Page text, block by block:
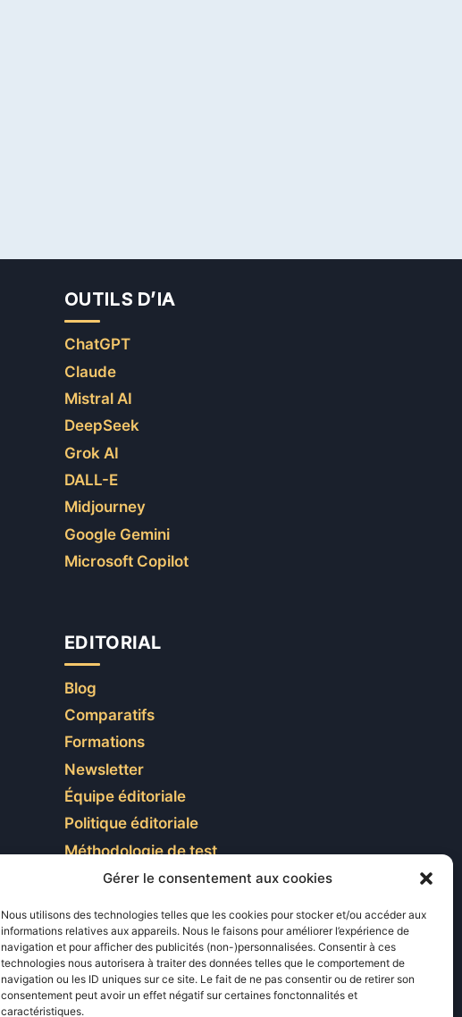
Gérer le consentement aux cookies
Nous utilisons des technologies telles que les cookies pour stocker et/ou accéder aux
informations relatives aux appareils. Nous le faisons pour améliorer l’expérience de
navigation et pour afficher des publicités (non-)personnalisées. Consentir à ces
technologies nous autorisera à traiter des données telles que le comportement de
navigation ou les ID uniques sur ce site. Le fait de ne pas consentir ou de retirer son
consentement peut avoir un effet négatif sur certaines fonctonnalités et
caractéristiques.
OUTILS D’IA
ChatGPT
Claude
Mistral AI
DeepSeek
Grok AI
DALL-E
Midjourney
Google Gemini
Microsoft Copilot
EDITORIAL
Blog
Comparatifs
Formations
Newsletter
Équipe éditoriale
Politique éditoriale
Méthodologie de test
Transparence et affiliation
LIENS UTILES
Contactez-nous